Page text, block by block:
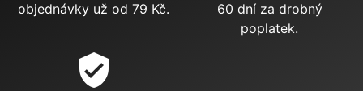
objednávky už od 79 Kč.
60 dní za drobný
poplatek.
verified_user